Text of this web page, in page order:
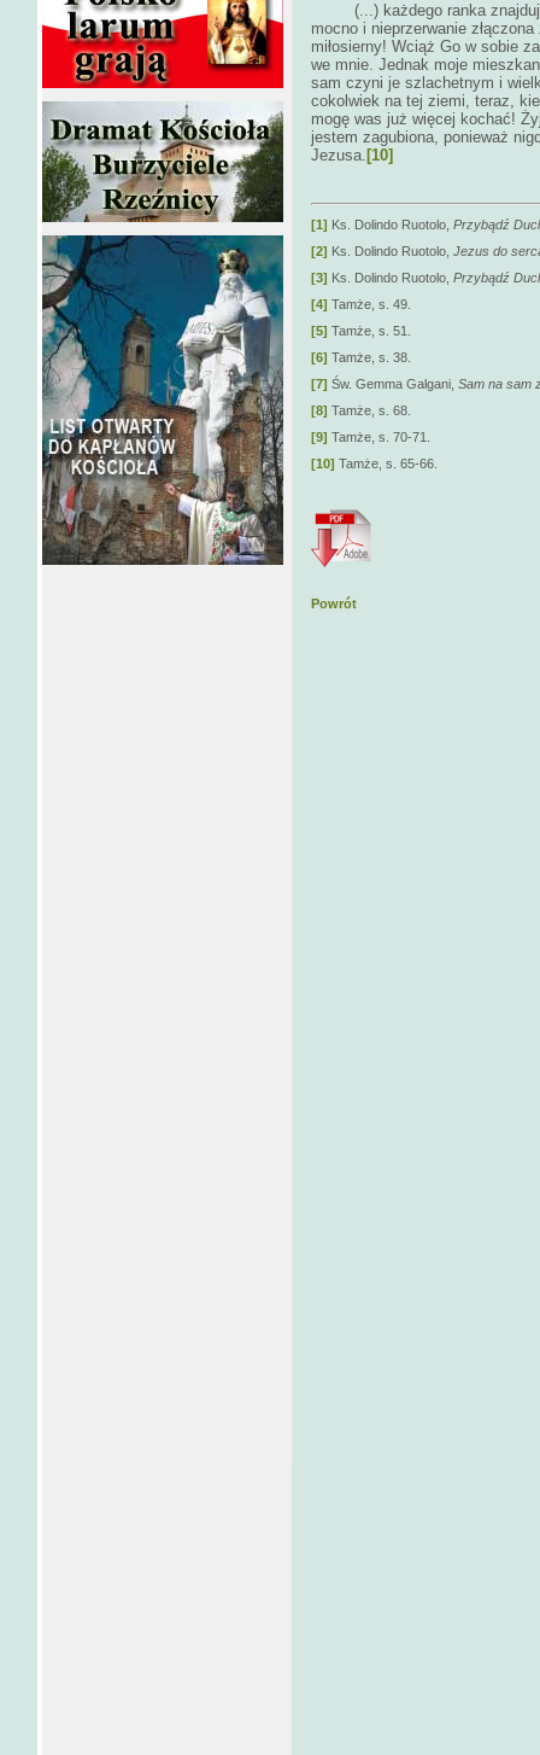
(...) każdego ranka
mocno i nieprzerwanie
miłosierny! Wciąż Go w sobie
we mnie. Jednak moje
sam czyni je szlachetnym i
cokolwiek na tej ziemi, teraz,
mogę was już więcej kochać!
jestem zagubiona, ponieważ
Jezusa. [10]
[1] Ks. Dolindo Ruotolo, Przybądź
[2] Ks. Dolindo Ruotolo, Jezus do
[3] Ks. Dolindo Ruotolo, Przybądź
[4] Tamże, s. 49.
[5] Tamże, s. 51.
[6] Tamże, s. 38.
[7] Św. Gemma Galgani, Sam na sam
[8] Tamże, s. 68.
[9] Tamże, s. 70-71.
[10] Tamże, s. 65-66.
Powrót